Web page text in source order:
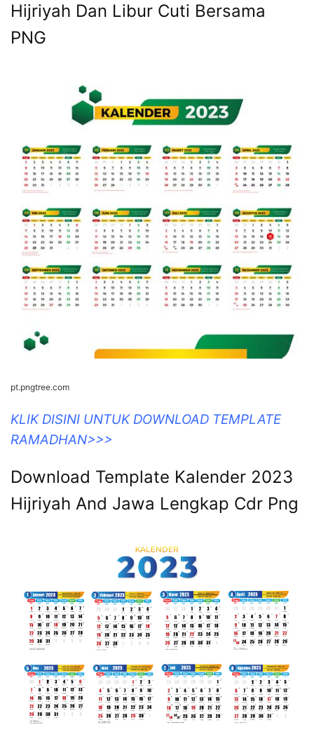
Hijriyah Dan Libur Cuti Bersama
PNG
pt.pngtree.com
KLIK DISINI UNTUK DOWNLOAD TEMPLATE
RAMADHAN>>>
Download Template Kalender 2023
Hijriyah And Jawa Lengkap Cdr Png